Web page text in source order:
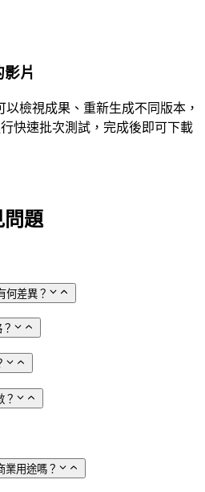
片
檢視成果、重新生成不同版本，
行快速批次測試，完成後即可下載
題
何差異？
？
業用途嗎？